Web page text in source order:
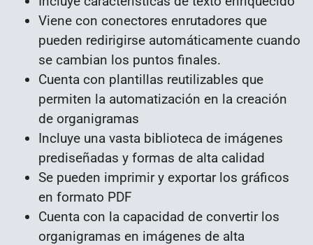
Viene con conectores enrutadores que
pueden redirigirse automáticamente cuando
se cambian los puntos finales.
Cuenta con plantillas reutilizables que
permiten la automatización en la creación
de organigramas
Incluye una vasta biblioteca de imágenes
prediseñadas y formas de alta calidad
Se pueden imprimir y exportar los gráficos
en formato PDF
Cuenta con la capacidad de convertir los
organigramas en imágenes de alta